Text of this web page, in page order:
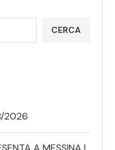
CERCA
2026